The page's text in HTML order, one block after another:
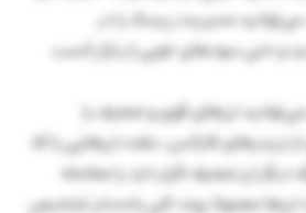
می‌توانید مدیریت ریسک را در
و حتی سودهای خوبی از بازار کسب
ارزهای قوی و ضعیف را
تریدرهای فارکس، جفت ارزهایی را که
ارز ضعیف قرار دارد را معامله
معمولا روند کلی راحت‌تر تشخیص